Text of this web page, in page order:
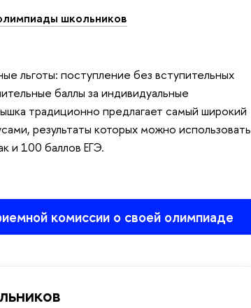
школьников
льготы: поступление без вступительных
баллы за индивидуальные
традиционно предлагает самый широкий
результаты которых можно использовать
и 100 баллов ЕГЭ.
комиссии о своей олимпиаде